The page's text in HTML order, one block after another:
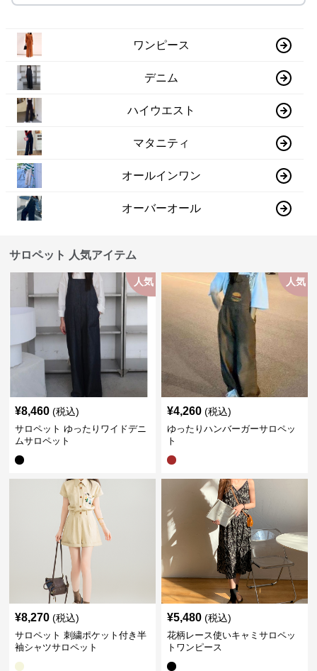
ワンピース
デニム
ハイウエスト
マタニティ
オールインワン
オーバーオール
サロペット 人気アイテム
人気
¥8,460 (税込)
サロペット ゆったりワイドデニ
ムサロペット
人気
¥4,260 (税込)
ゆったりハンバーガーサロペッ
ト
¥8,270 (税込)
サロペット 刺繍ポケット付き半
袖シャツサロペット
¥5,480 (税込)
花柄レース使いキャミサロペッ
トワンピース